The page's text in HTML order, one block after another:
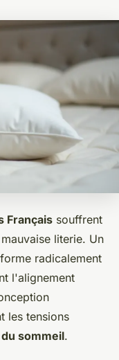
Français souffrent
literie. Un
radicalement
l'alignement
les tensions
sommeil.